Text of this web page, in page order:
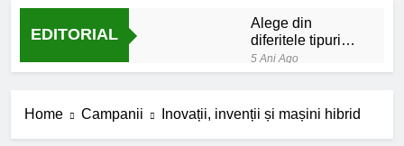
EDITORIAL
Alege din
diferitele tipuri
de bratara de
argint
5 Ani Ago
5 Ani Ago
Home Campanii Inovații, invenții și mașini hibrid